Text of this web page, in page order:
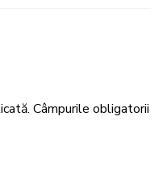
Câmpurile obligatorii